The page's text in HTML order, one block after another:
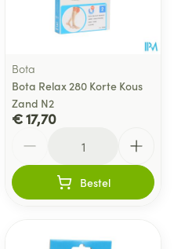
Bota
Bota Relax 280 Korte Kous
Zand N2
€ 17,70
Bestel